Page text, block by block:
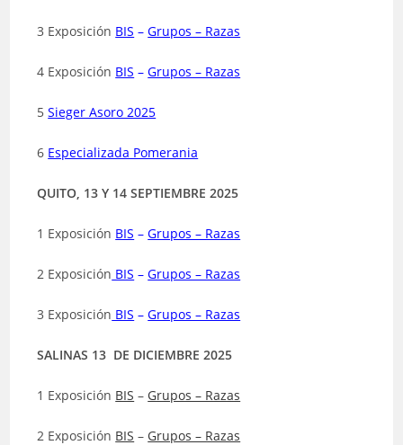
3 Exposición BIS –Grupos – Razas
4 Exposición BIS –Grupos – Razas
5Sieger Asoro 2025
6 Especializada Pomerania
QUITO, 13 Y 14 SEPTIEMBRE 2025
1 Exposición BIS –Grupos – Razas
2 Exposición BIS –Grupos – Razas
3 Exposición BIS –Grupos – Razas
SALINAS 13 DE DICIEMBRE 2025
1 Exposición BIS – Grupos – Razas
2 Exposición BIS – Grupos – Razas